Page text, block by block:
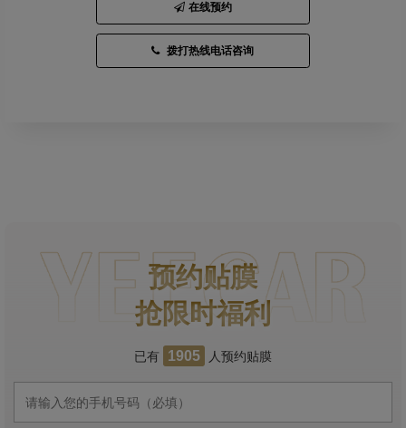
在线预约
拨打热线电话咨询
预约贴膜
抢限时福利
已有 1905 人预约贴膜